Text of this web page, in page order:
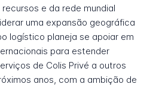
e da rede mundial
uma expansão geográfica
logístico planeja se apoiar em
para estender
de Colis Privé a outros
anos, com a ambição de